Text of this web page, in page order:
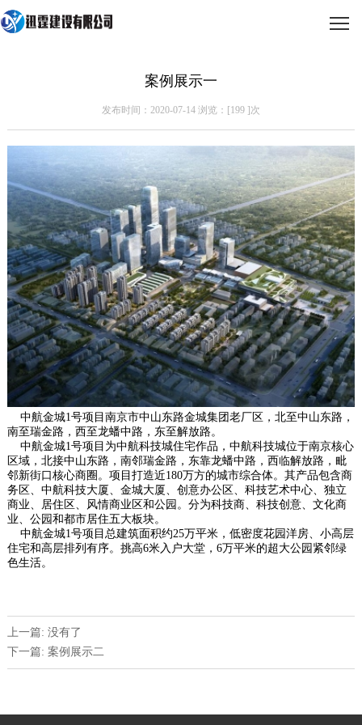
案例展示一
发布时间：2020-07-14 浏览：[199 ]次
中航金城1号项目南京市中山东路金城集团老厂区，北至中山东路，
南至瑞金路，西至龙蟠中路，东至解放路。
中航金城1号项目为中航科技城住宅作品，中航科技城位于南京核心
区域，北接中山东路，南邻瑞金路，东靠龙蟠中路，西临解放路，毗
邻新街口核心商圈。项目打造近180万方的城市综合体。其产品包含商
务区、中航科技大厦、金城大厦、创意办公区、科技艺术中心、独立
商业、居住区、风情商业区和公园。分为科技商、科技创意、文化商
业、公园和都市居住五大板块。
中航金城1号项目总建筑面积约25万平米，低密度花园洋房、小高层
住宅和高层排列有序。挑高6米入户大堂，6万平米的超大公园紧邻绿
色生活。
上一篇: 没有了
下一篇: 案例展示二